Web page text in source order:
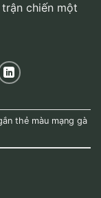
chiến một
thẻ màu mạng gà